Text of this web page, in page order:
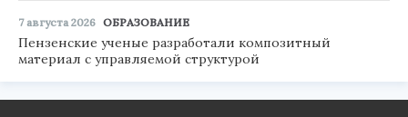
7 августа 2026 ОБРАЗОВАНИЕ
Пензенские ученые разработали композитный
материал с управляемой структурой